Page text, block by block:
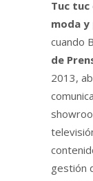
Tuc tuc
moda
cuando
de
2013,
gestión